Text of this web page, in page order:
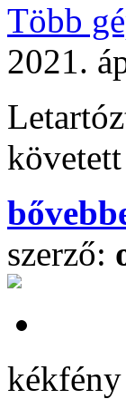
Több
2021.
szerző: